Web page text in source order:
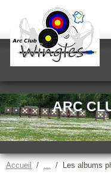
ARC
Accueil Les albums
Panneau de gestion des